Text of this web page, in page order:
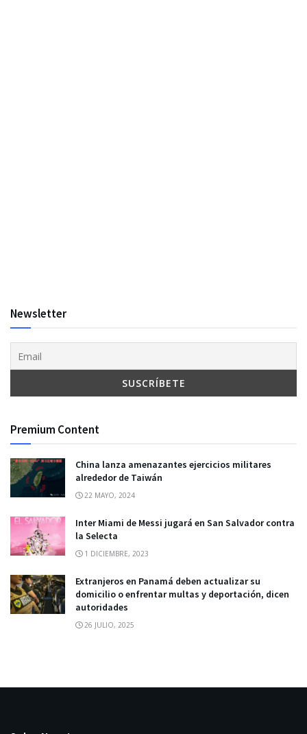
Newsletter
Premium Content
China lanza amenazantes ejercicios militares
alrededor de Taiwán
22 MAYO, 2024
Inter Miami de Messi jugará en San Salvador contra
la Selecta
1 DICIEMBRE, 2023
Extranjeros en Panamá deben actualizar su
domicilio o enfrentar multas y deportación, dicen
autoridades
26 JULIO, 2025